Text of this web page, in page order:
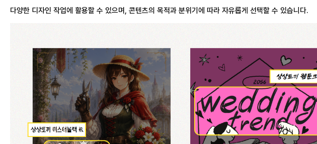
다양한 디자인 작업에 활용할 수 있으며, 콘텐츠의 목적과 분위기에 따라 자유롭게 선택할 수 있습니다.